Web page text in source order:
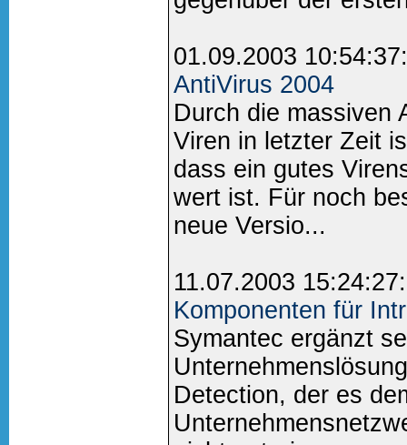
01.09.2003
AntiVirus 2004
Durch die massiven
Viren in letzter Zeit
dass ein gutes
wert ist. Für noch
neue Versio...
11.07.2003
Komponenten für
Symantec ergänzt
Detection, der es